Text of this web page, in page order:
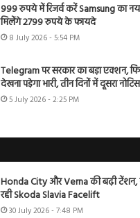
999 रुपये में रिजर्व करें Samsung का
मिलेंगे 2799 रुपये के फायदे
8 July 2026 - 5:54 PM
Telegram पर सरकार का बड़ा एक्शन,
देखना पड़ेगा भारी, तीन दिनों में दूसरा नोटिस
5 July 2026 - 2:25 PM
Honda City और Verna की बढ़ी
रही Skoda Slavia Facelift
30 July 2026 - 7:48 PM